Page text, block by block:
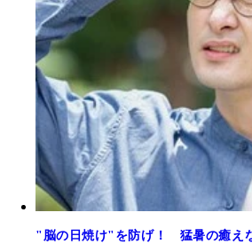
"脳の日焼け"を防げ！ 猛暑の癒え